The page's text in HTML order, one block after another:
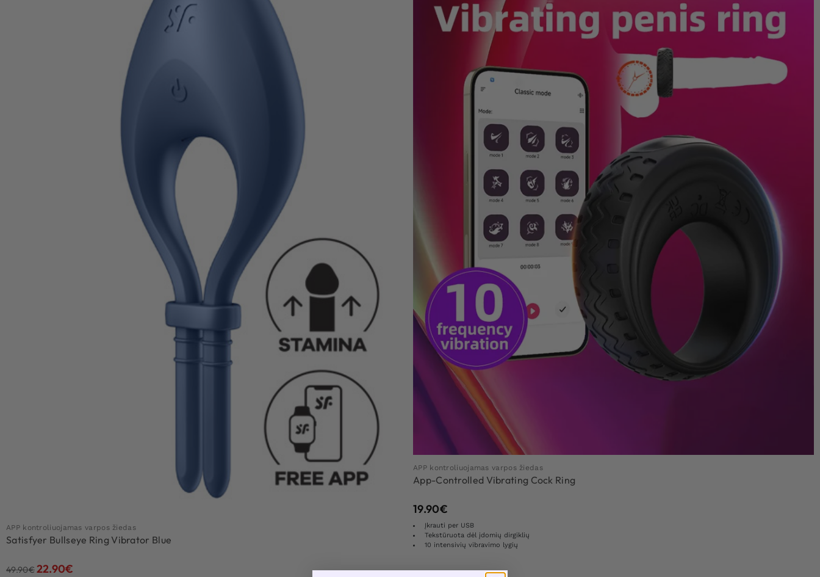
APP kontroliuojamas varpos žiedas
Satisfyer Bullseye Ring Vibrator Blue
49.90€22.90€
APP kontroliuojamas varpos žiedas
App-Controlled Vibrating Cock Ring
19.90€
Įkrauti per USB
Tekstūruota dėl įdomių dirgiklių
10 intensivių vibravimo lygių